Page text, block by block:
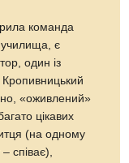
команда
училища, є
один із
Кропивницький
«оживлений»
цікавих
(на одному
співає),